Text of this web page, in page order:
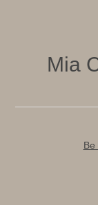
Mia
Be